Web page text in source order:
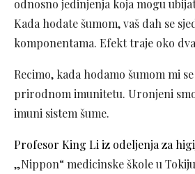
odnosno jedinjenja koja mogu
Kada hodate šumom, vaš dah se
komponentama. Efekt traje oko
Recimo, kada hodamo šumom mi
prirodnom imunitetu. Uronjeni
imuni sistem šume.
Profesor King Li iz odeljenja za
„Nippon“ medicinske škole u